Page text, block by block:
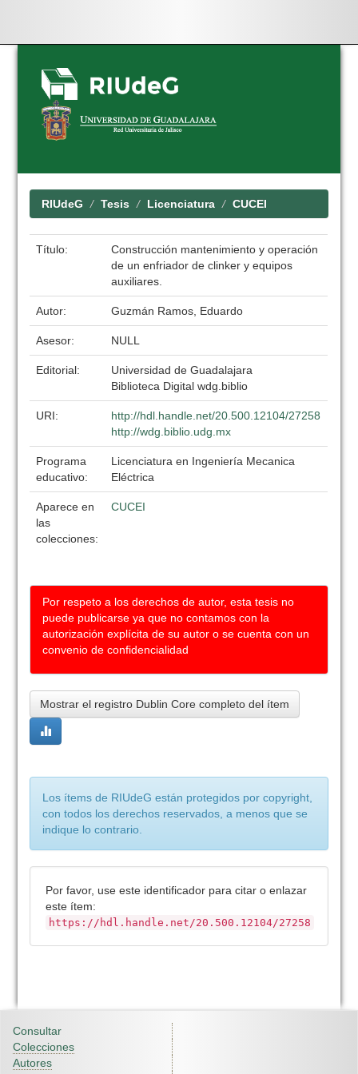
Skip
navigation
RIUdeG Tesis Licenciatura CUCEI
Título:
Construcción mantenimiento y operación
de un enfriador de clinker y equipos
auxiliares.
Autor: Guzmán Ramos, Eduardo
Asesor: NULL
Editorial:
Universidad de Guadalajara
Biblioteca Digital wdg.biblio
URI:
http://hdl.handle.net/20.500.12104/27258
http://wdg.biblio.udg.mx
Programa
educativo:
Licenciatura en Ingeniería Mecanica
Eléctrica
Aparece en
las
colecciones:
CUCEI
Por respeto a los derechos de autor, esta tesis no
puede publicarse ya que no contamos con la
autorización explícita de su autor o se cuenta con un
convenio de confidencialidad
Mostrar el registro Dublin Core completo del ítem
Los ítems de RIUdeG están protegidos por copyright,
con todos los derechos reservados, a menos que se
indique lo contrario.
Por favor, use este identificador para citar o enlazar
este ítem:
https://hdl.handle.net/20.500.12104/27258
Consultar
Colecciones
Autores